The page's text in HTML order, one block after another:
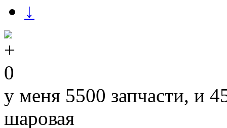
↓
0
у меня 5500 запчасти, и
шаровая